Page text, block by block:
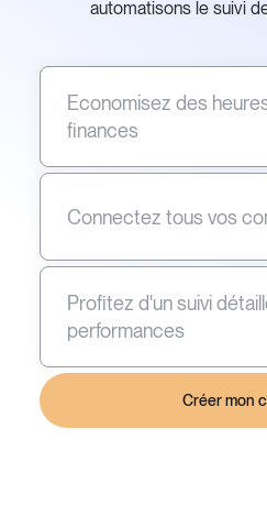
automatisons le suivi
Economisez des
finances
Connectez tous vos
Profitez d'un suivi
performances
Créer mon